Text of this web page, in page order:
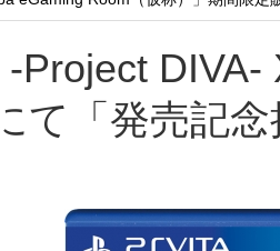
-Project
て「発売記念